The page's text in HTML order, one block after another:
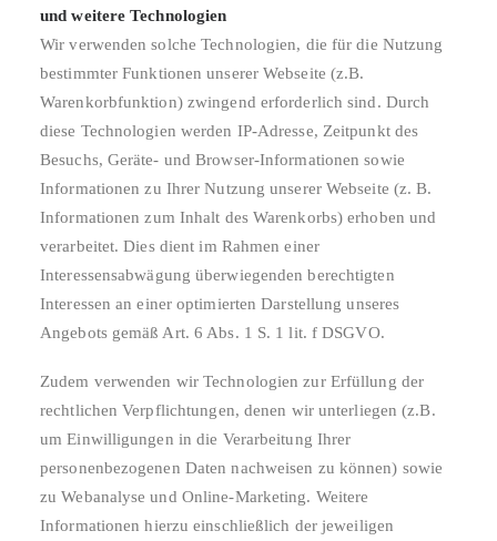
und weitere Technologien
Wir verwenden solche Technologien, die für die Nutzung
bestimmter Funktionen unserer Webseite (z.B.
Warenkorbfunktion) zwingend erforderlich sind. Durch
diese Technologien werden IP-Adresse, Zeitpunkt des
Besuchs, Geräte- und Browser-Informationen sowie
Informationen zu Ihrer Nutzung unserer Webseite (z. B.
Informationen zum Inhalt des Warenkorbs) erhoben und
verarbeitet. Dies dient im Rahmen einer
Interessensabwägung überwiegenden berechtigten
Interessen an einer optimierten Darstellung unseres
Angebots gemäß Art. 6 Abs. 1 S. 1 lit. f DSGVO.
Zudem verwenden wir Technologien zur Erfüllung der
rechtlichen Verpflichtungen, denen wir unterliegen (z.B.
um Einwilligungen in die Verarbeitung Ihrer
personenbezogenen Daten nachweisen zu können) sowie
zu Webanalyse und Online-Marketing. Weitere
Informationen hierzu einschließlich der jeweiligen